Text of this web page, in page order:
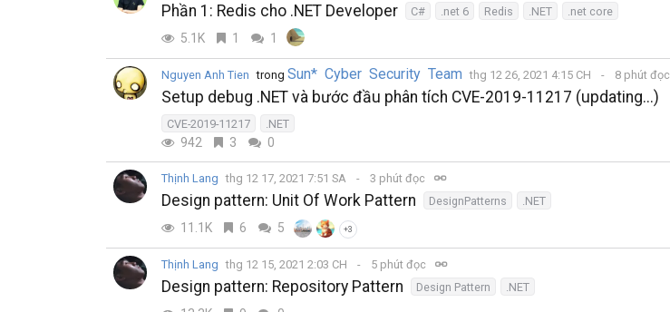
Phần 1: Redis cho .NET Developer C# .net 6 Redis .NET .net core
5.1K 1 1
Nguyen Anh Tien trong Sun* Cyber Security Team thg 12 26, 2021 4:15 CH 8 phút đọc
Setup debug .NET và bước đầu phân tích CVE-2019-11217 (updating...)
CVE-2019-11217 .NET
942 3 0
Thịnh Lang thg 12 17, 2021 7:51 SA 3 phút đọc
Design pattern: Unit Of Work Pattern DesignPatterns .NET
11.1K 6 5 +3
Thịnh Lang thg 12 15, 2021 2:03 CH 5 phút đọc
Design pattern: Repository Pattern Design Pattern .NET